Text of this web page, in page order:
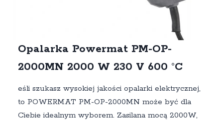
Opalarka Powermat PM-OP-
2000MN 2000 W 230 V 600 °C
eśli szukasz wysokiej jakości opalarki elektrycznej,
to POWERMAT PM-OP-2000MN może być dla
Ciebie idealnym wyborem. Zasilana mocą 2000W,